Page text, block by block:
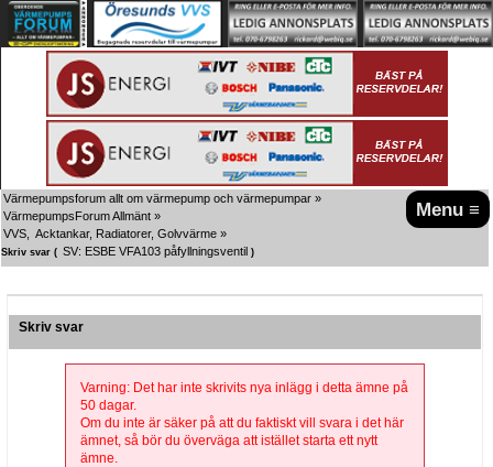
Menu ≡
Värmepumpsforum allt om värmepump och värmepumpar »
VärmepumpsForum Allmänt »
VVS,  Acktankar, Radiatorer, Golvvärme »
Skriv svar ( SV: ESBE VFA103 påfyllningsventil )
Skriv svar
Varning: Det har inte skrivits nya inlägg i detta ämne på
50 dagar.
Om du inte är säker på att du faktiskt vill svara i det här
ämnet, så bör du överväga att istället starta ett nytt
ämne.